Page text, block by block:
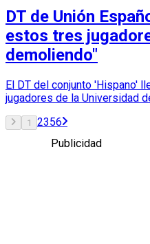
DT de Unión
estos tres
demoliendo"
El DT del conjunto 'Hispano'
jugadores de la Universidad
1 2356
Publicidad